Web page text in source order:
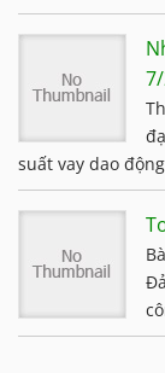
suất vay dao